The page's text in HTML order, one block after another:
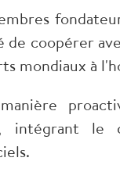
coopérer
mondiaux à
intégrant le